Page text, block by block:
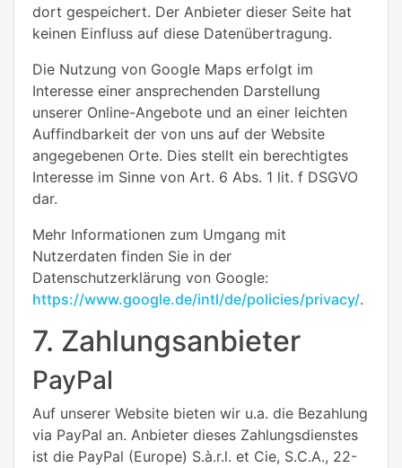
dort gespeichert. Der Anbieter dieser Seite hat
keinen Einfluss auf diese Datenübertragung.
Die Nutzung von Google Maps erfolgt im
Interesse einer ansprechenden Darstellung
unserer Online-Angebote und an einer leichten
Auffindbarkeit der von uns auf der Website
angegebenen Orte. Dies stellt ein berechtigtes
Interesse im Sinne von Art. 6 Abs. 1 lit. f DSGVO
dar.
Mehr Informationen zum Umgang mit
Nutzerdaten finden Sie in der
Datenschutzerklärung von Google:
https://www.google.de/intl/de/policies/privacy/.
7. Zahlungsanbieter
PayPal
Auf unserer Website bieten wir u.a. die Bezahlung
via PayPal an. Anbieter dieses Zahlungsdienstes
ist die PayPal (Europe) S.à.r.l. et Cie, S.C.A., 22-